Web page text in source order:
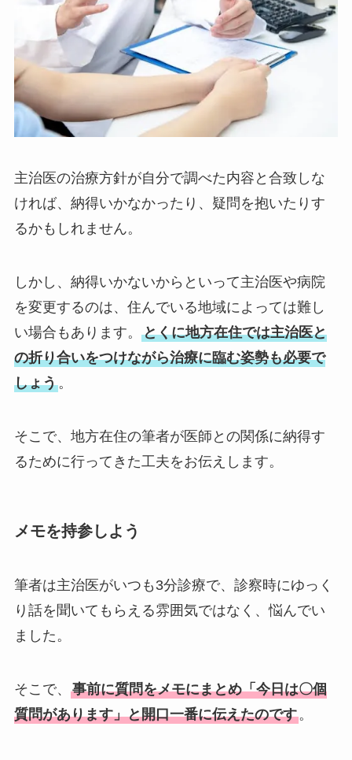
主治医の治療方針が自分で調べた内容と合致しな
ければ、納得いかなかったり、疑問を抱いたりす
るかもしれません。
しかし、納得いかないからといって主治医や病院
を変更するのは、住んでいる地域によっては難し
い場合もあります。 とくに地方在住では主治医と
の折り合いをつけながら治療に臨む姿勢も必要で
しょう。
そこで、地方在住の筆者が医師との関係に納得す
るために行ってきた工夫をお伝えします。
メモを持参しよう
筆者は主治医がいつも3分診療で、診察時にゆっく
り話を聞いてもらえる雰囲気ではなく、悩んでい
ました。
そこで、 事前に質問をメモにまとめ「今日は〇個
質問があります」と開口一番に伝えたのです。